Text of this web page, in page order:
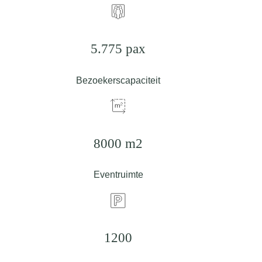
5.775 pax
Bezoekerscapaciteit
8000 m2
Eventruimte
1200